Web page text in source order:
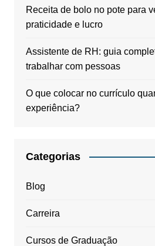
Receita de bolo no pote para
praticidade e lucro
Assistente de RH: guia
trabalhar com pessoas
O que colocar no currículo
experiência?
Categorias
Blog
Carreira
Cursos de Graduação